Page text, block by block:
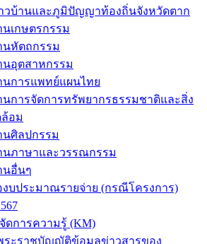
บ้านและภูมิปัญญาท้องถิ่นจังหวัดตาก
นเกษตรกรรม
นหัตถกรรม
นอุตสาหกรรม
นการแพทย์แผนไทย
นการจัดการทรัพยากรธรรมชาติและสิ่ง
อม
นศิลปกรรม
นภาษาและวรรณกรรม
นอื่นๆ
บประมาณรายจ่าย (กรณีโครงการ)
ดการความรู้ (KM)
พระราชบัญญัติข้อมูลข่าวสารของ